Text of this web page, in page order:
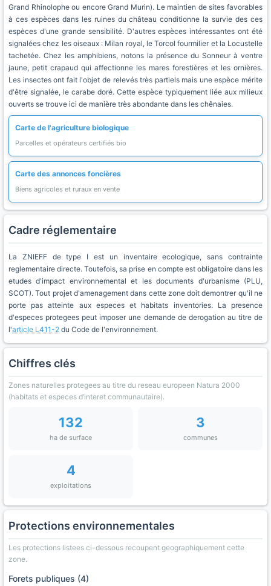
Grand Rhinolophe ou encore Grand Murin). Le maintien de sites favorables
à ces espèces dans les ruines du château conditionne la survie des ces
espèces d'une grande sensibilité. D'autres espèces intéressantes ont été
signalées chez les oiseaux : Milan royal, le Torcol fourmilier et la Locustelle
tachetée. Chez les amphibiens, notons la présence du Sonneur à ventre
jaune, petit crapaud qui affectionne les mares forestières et les ornières.
Les insectes ont fait l'objet de relevés très partiels mais une espèce mérite
d'être signalée, le carabe doré. Cette espèce typiquement liée aux milieux
ouverts se trouve ici de manière très abondante dans les chênaies.
Carte de l'agriculture biologique
Parcelles et opérateurs certifiés bio
Carte des annonces foncières
Biens agricoles et ruraux en vente
Cadre réglementaire
La ZNIEFF de type I est un inventaire ecologique, sans contrainte
reglementaire directe. Toutefois, sa prise en compte est obligatoire dans les
etudes d'impact environnemental et les documents d'urbanisme (PLU,
SCOT). Tout projet d'amenagement dans cette zone doit demontrer qu'il ne
porte pas atteinte aux especes et habitats inventories. La presence
d'especes protegees peut imposer une demande de derogation au titre de
l'article L411-2 du Code de l'environnement.
Chiffres clés
Zones naturelles protegees au titre du reseau europeen Natura 2000
(habitats et especes d’interet communautaire).
132
ha de surface
3
communes
4
exploitations
Protections environnementales
Les protections listees ci-dessous recoupent geographiquement cette
zone.
Forets publiques (4)